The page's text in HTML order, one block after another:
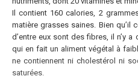
Il contient 160 calories, 2
matière grasses saines. Bien qu’il
d’entre eux sont des fibres, il n’y
qui en fait un aliment végétal à
ne contiennent ni cholestérol ni
saturées.